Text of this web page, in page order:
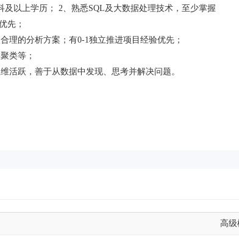
以上学历； 2、熟悉SQL及大数据处理技术，至少掌握
先；
理的分析方案；有0-1独立推进项目经验优先；
类等；
活跃，善于从数据中发现、思考并解决问题。
高级